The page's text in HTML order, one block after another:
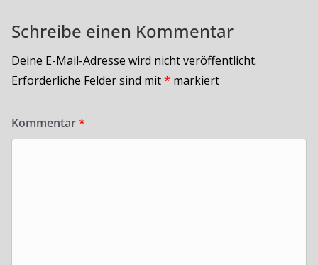
Schreibe einen Kommentar
Deine E-Mail-Adresse wird nicht veröffentlicht.
Erforderliche Felder sind mit* markiert
Kommentar*